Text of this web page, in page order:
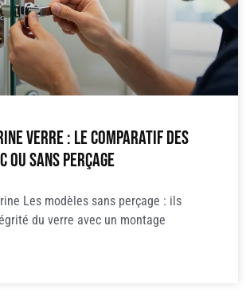
verre : le comparatif des
ou sans perçage
Les modèles sans perçage : ils
du verre avec un montage